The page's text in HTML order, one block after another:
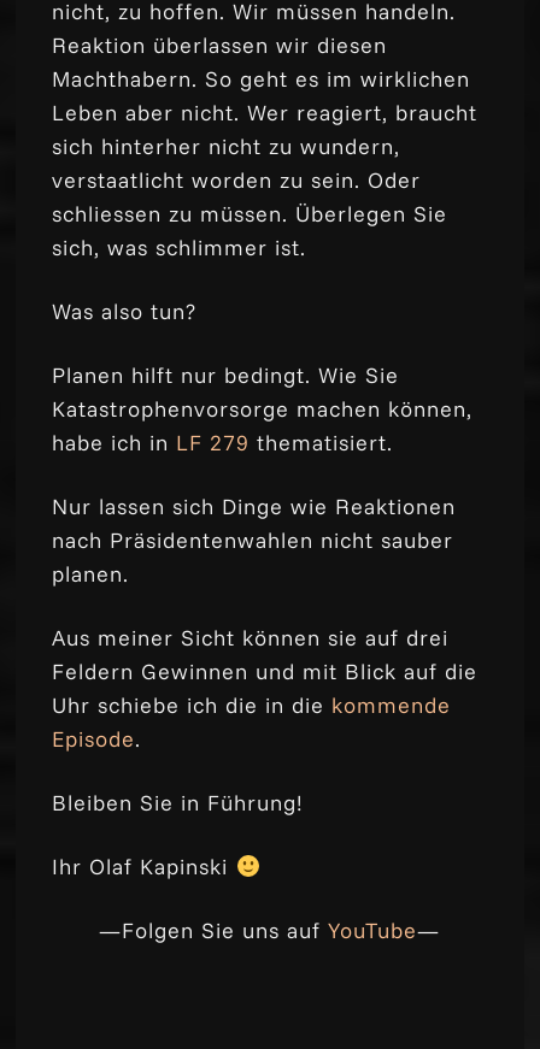
nicht, zu hoffen. Wir müssen handeln.
Reaktion überlassen wir diesen
Machthabern. So geht es im wirklichen
Leben aber nicht. Wer reagiert, braucht
sich hinterher nicht zu wundern,
verstaatlicht worden zu sein. Oder
schliessen zu müssen. Überlegen Sie
sich, was schlimmer ist.
Was also tun?
Planen hilft nur bedingt. Wie Sie
Katastrophenvorsorge machen können,
habe ich in LF 279 thematisiert.
Nur lassen sich Dinge wie Reaktionen
nach Präsidentenwahlen nicht sauber
planen.
Aus meiner Sicht können sie auf drei
Feldern Gewinnen und mit Blick auf die
Uhr schiebe ich die in die kommende
Episode.
Bleiben Sie in Führung!
Ihr Olaf Kapinski
—Folgen Sie uns aufYouTube—